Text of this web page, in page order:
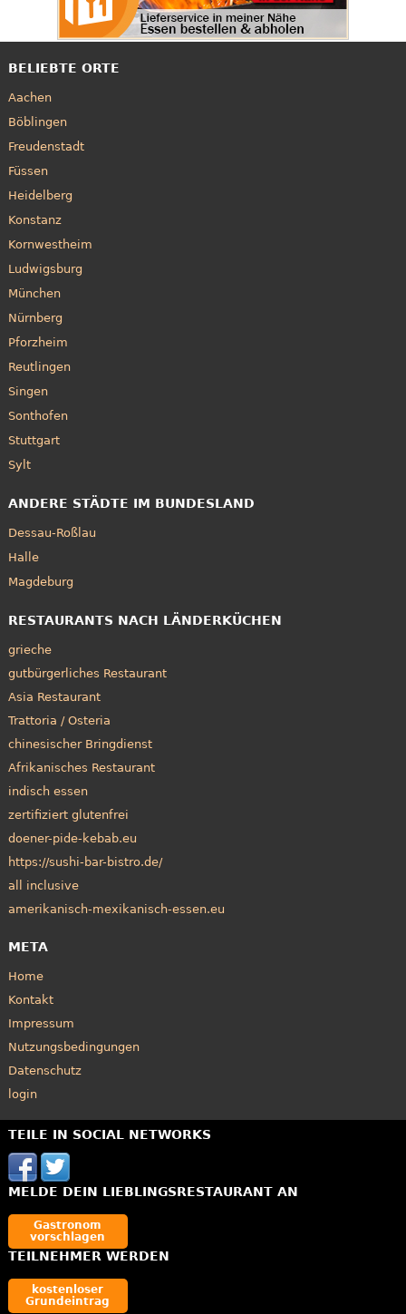
BELIEBTE ORTE
Aachen
Böblingen
Freudenstadt
Füssen
Heidelberg
Konstanz
Kornwestheim
Ludwigsburg
München
Nürnberg
Pforzheim
Reutlingen
Singen
Sonthofen
Stuttgart
Sylt
ANDERE STÄDTE IM BUNDESLAND
Dessau-Roßlau
Halle
Magdeburg
RESTAURANTS NACH LÄNDERKÜCHEN
grieche
gutbürgerliches Restaurant
Asia Restaurant
Trattoria / Osteria
chinesischer Bringdienst
Afrikanisches Restaurant
indisch essen
zertifiziert glutenfrei
doener-pide-kebab.eu
https://sushi-bar-bistro.de/
all inclusive
amerikanisch-mexikanisch-essen.eu
META
Home
Kontakt
Impressum
Nutzungsbedingungen
Datenschutz
login
TEILE IN SOCIAL NETWORKS
MELDE DEIN LIEBLINGSRESTAURANT AN
Gastronom
vorschlagen
TEILNEHMER WERDEN
kostenloser
Grundeintrag